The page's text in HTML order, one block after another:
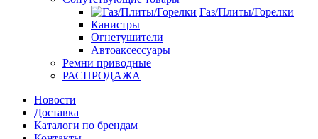
Газ/Плиты/Горелки
Канистры
Огнетушители
Автоаксессуары
Ремни приводные
РАСПРОДАЖА
Новости
Доставка
Каталоги по брендам